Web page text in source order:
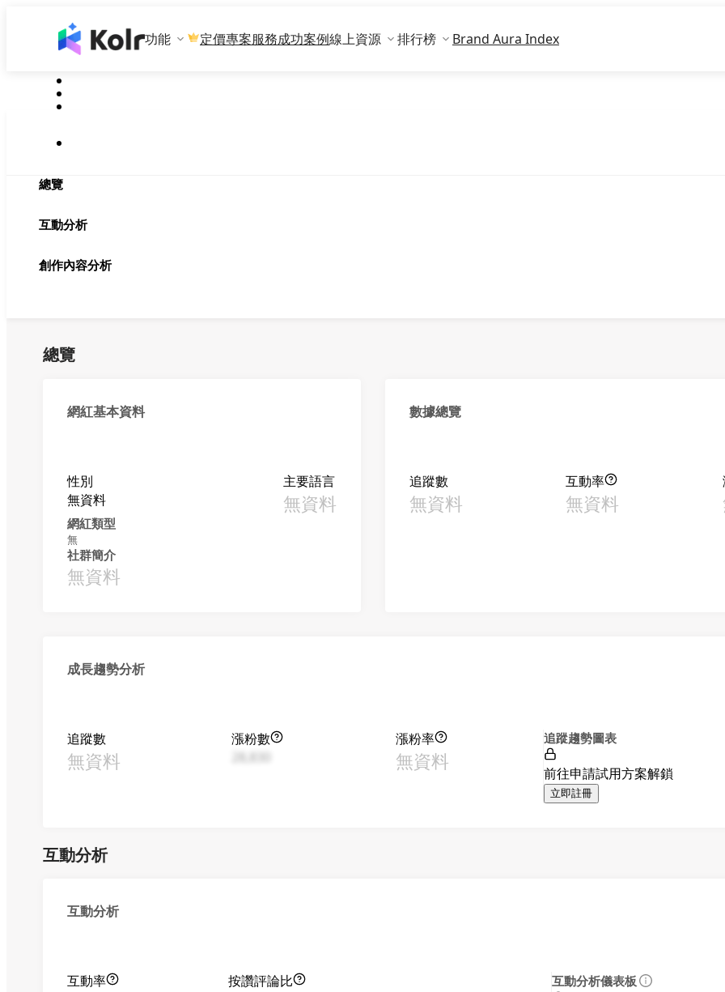
功能 定價專案服務成功案例線上資源 排行榜 Brand Aura Index
總覽
互動分析
創作內容分析
總覽
網紅基本資料
性別
無資料
主要語言
無資料
網紅類型
無
社群簡介
無資料
數據總覽
追蹤數
無資料
互動率
無資料
成長趨勢分析
追蹤數
無資料
漲粉數
漲粉率
無資料
追蹤趨勢圖表
前往申請試用方案解鎖
立即註冊
互動分析
互動分析
互動率 按讚評論比 互動分析儀表板